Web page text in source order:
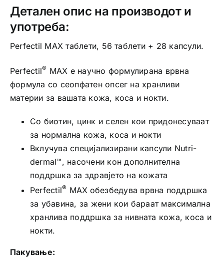
Детален опис на производот и
употреба:
Perfectil MAX таблети, 56 таблети + 28 капсули.
Perfectil® MAX е научно формулирана врвна
формула со сеопфатен опсег на хранливи
материи за вашата кожа, коса и нокти.
Со биотин, цинк и селен кои придонесуваат
за нормална кожа, коса и нокти
Вклучува специјализирани капсули Nutri-
dermal™, насочени кон дополнителна
поддршка за здравјето на кожата
Perfectil® MAX обезбедува врвна поддршка
за убавина, за жени кои бараат максимална
хранлива поддршка за нивната кожа, коса и
нокти.
Пакување: